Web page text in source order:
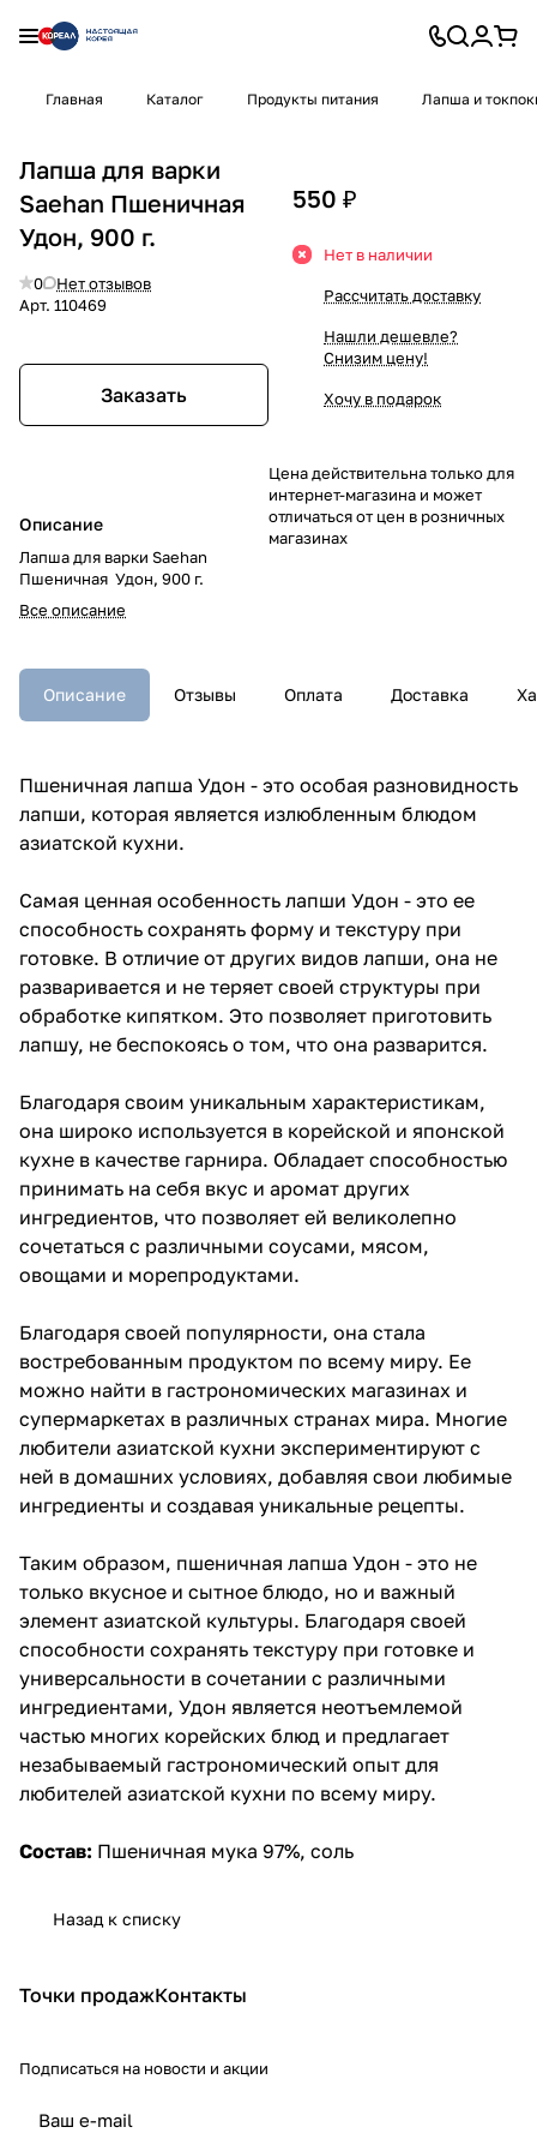
Главная Каталог Продукты питания Лапша и
Лапша для варки
Saehan Пшеничная
Удон, 900 г.
0
Нет отзывов
Арт. 110469
Заказать
Описание
Лапша для варки Saehan
Пшеничная Удон, 900 г.
Все описание
550 ₽
Нет в наличии
Рассчитать доставку
Нашли дешевле?
Снизим цену!
Хочу в подарок
Цена действительна только для
интернет-магазина и может
отличаться от цен в розничных
магазинах
Описание Отзывы Оплата Доставка
Пшеничная лапша Удон - это особая разновидность
лапши, которая является излюбленным блюдом
азиатской кухни.
Самая ценная особенность лапши Удон - это ее
способность сохранять форму и текстуру при
готовке. В отличие от других видов лапши, она не
разваривается и не теряет своей структуры при
обработке кипятком. Это позволяет приготовить
лапшу, не беспокоясь о том, что она разварится.
Благодаря своим уникальным характеристикам,
она широко используется в корейской и японской
кухне в качестве гарнира. Обладает способностью
принимать на себя вкус и аромат других
ингредиентов, что позволяет ей великолепно
сочетаться с различными соусами, мясом,
овощами и морепродуктами.
Благодаря своей популярности, она стала
востребованным продуктом по всему миру. Ее
можно найти в гастрономических магазинах и
супермаркетах в различных странах мира. Многие
любители азиатской кухни экспериментируют с
ней в домашних условиях, добавляя свои любимые
ингредиенты и создавая уникальные рецепты.
Таким образом, пшеничная лапша Удон - это не
только вкусное и сытное блюдо, но и важный
элемент азиатской культуры. Благодаря своей
способности сохранять текстуру при готовке и
универсальности в сочетании с различными
ингредиентами, Удон является неотъемлемой
частью многих корейских блюд и предлагает
незабываемый гастрономический опыт для
любителей азиатской кухни по всему миру.
Состав: Пшеничная мука 97%, соль
Назад к списку
Точки продажКонтакты
Подписаться на новости и акции